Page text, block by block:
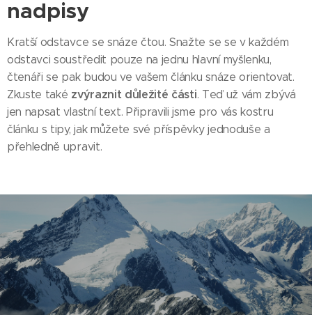
nadpisy
Kratší odstavce se snáze čtou. Snažte se se v každém
odstavci soustředit pouze na jednu hlavní myšlenku,
čtenáři se pak budou ve vašem článku snáze orientovat.
Zkuste také zvýraznit důležité části. Teď už vám zbývá
jen napsat vlastní text. Připravili jsme pro vás kostru
článku s tipy, jak můžete své příspěvky jednoduše a
přehledně upravit.